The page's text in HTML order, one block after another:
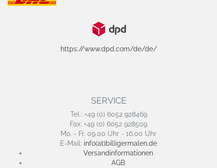
https://www.dpd.com/de/de/
SERVICE
Tel.: +49 (0) 6052 928469
Fax: +49 (0) 6052 928509
Mo. - Fr. 09.00 Uhr - 16.00 Uhr
E-Mail: info(at)billigermalen.de
Versandinformationen
AGB